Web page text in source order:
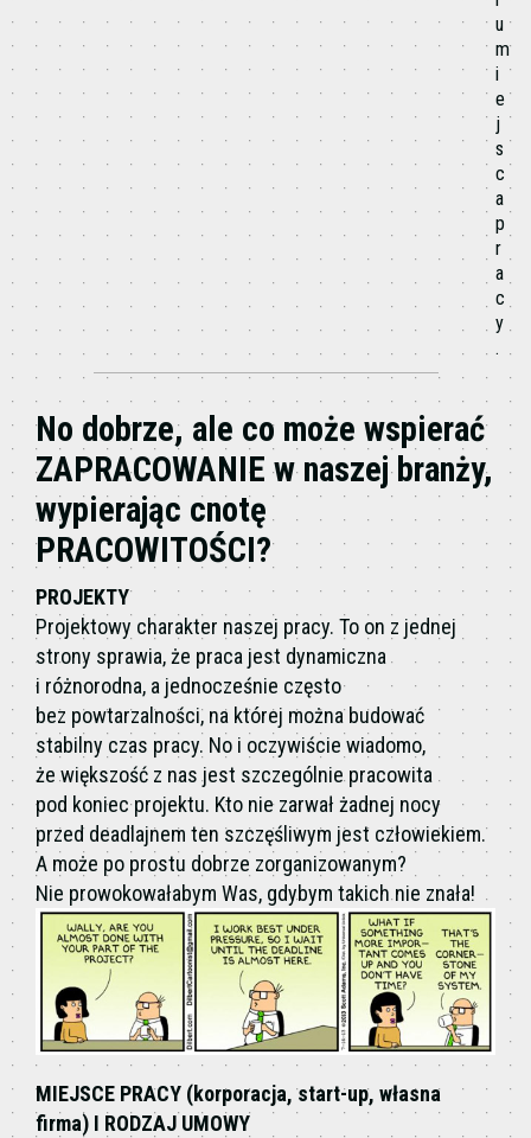
u
m
i
e
j
s
c
a
p
r
a
c
y
.
No dobrze, ale co może wspierać
ZAPRACOWANIE w naszej branży,
wypierając cnotę
PRACOWITOŚCI?
PROJEKTY
Projektowy charakter naszej pracy. To on z jednej
strony sprawia, że praca jest dynamiczna
i różnorodna, a jednocześnie często
bez powtarzalności, na której można budować
stabilny czas pracy. No i oczywiście wiadomo,
że większość z nas jest szczególnie pracowita
pod koniec projektu. Kto nie zarwał żadnej nocy
przed deadlajnem ten szczęśliwym jest człowiekiem.
A może po prostu dobrze zorganizowanym?
Nie prowokowałabym Was, gdybym takich nie znała!
MIEJSCE PRACY (korporacja, start-up, własna
firma) I RODZAJ UMOWY